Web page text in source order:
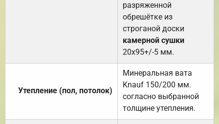
разряженной
обрешётке из
строганой доски
камерной сушки
20х95+/-5 мм.
Утепление (пол, потолок)
Минеральная вата
Knauf 150/200 мм.
согласно выбранной
толщине утепления.